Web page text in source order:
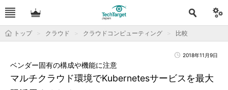
トップ クラウド クラウドコンピューティング 比較
2018年11月9日
マルチクラウド環境でKubernetesサービスを最大
ベンダー固有の構成や機能に注意